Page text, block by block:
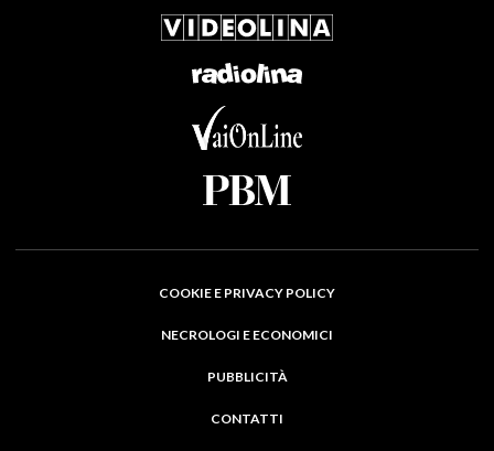
COOKIE E PRIVACY POLICY
NECROLOGI E ECONOMICI
PUBBLICITÀ
CONTATTI